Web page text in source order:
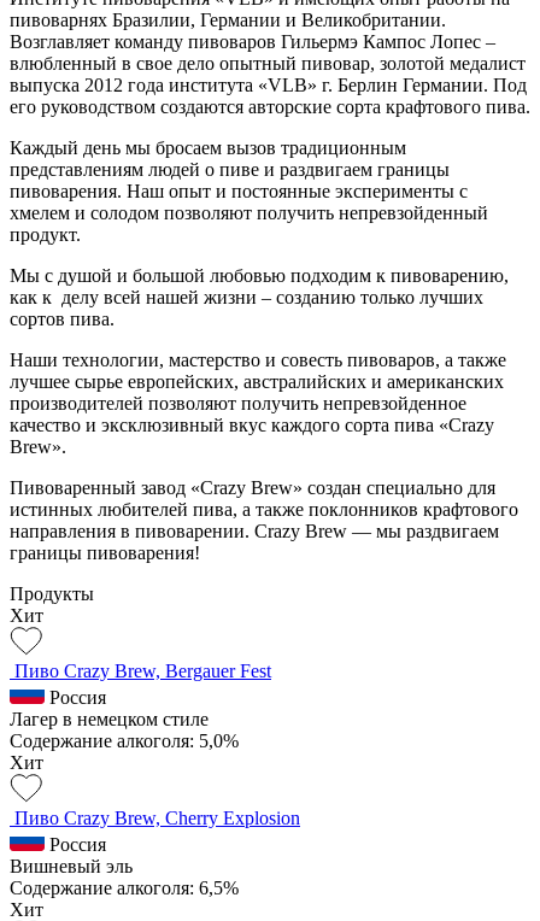
пивоварнях Бразилии, Германии и Великобритании.
Возглавляет команду пивоваров Гильермэ Кампос Лопес –
влюбленный в свое дело опытный пивовар, золотой медалист
выпуска 2012 года института «VLB» г. Берлин Германии. Под
его руководством создаются авторские сорта крафтового пива.
Каждый день мы бросаем вызов традиционным
представлениям людей о пиве и раздвигаем границы
пивоварения. Наш опыт и постоянные эксперименты с
хмелем и солодом позволяют получить непревзойденный
продукт.
Мы с душой и большой любовью подходим к пивоварению,
как к делу всей нашей жизни – созданию только лучших
сортов пива.
Наши технологии, мастерство и совесть пивоваров, а также
лучшее сырье европейских, австралийских и американских
производителей позволяют получить непревзойденное
качество и эксклюзивный вкус каждого сорта пива «Crazy
Brew».
Пивоваренный завод «Crazy Brew» создан специально для
истинных любителей пива, а также поклонников крафтового
направления в пивоварении. Crazy Brew — мы раздвигаем
границы пивоварения!
Продукты
Хит
Пиво Crazy Brew, Bergauer Fest
Россия
Лагер в немецком стиле
Содержание алкоголя: 5,0%
Хит
Пиво Crazy Brew, Cherry Explosion
Россия
Вишневый эль
Содержание алкоголя: 6,5%
Хит